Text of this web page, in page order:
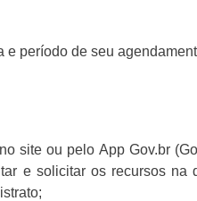
e período de seu
site ou pelo App Gov.br
e solicitar os recursos na